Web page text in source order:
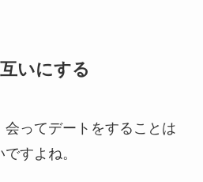
いにする
ってデートをすることは
すよね。